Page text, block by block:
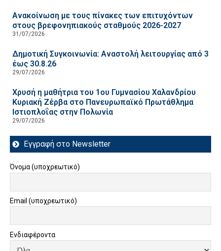
Ανακοίνωση με τους πίνακες των επιτυχόντων
στους βρεφονηπιακούς σταθμούς 2026-2027
31/07/2026
Δημοτική Συγκοινωνία: Αναστολή λειτουργίας από 3
έως 30.8.26
29/07/2026
Χρυσή η μαθήτρια του 1ου Γυμνασίου Χαλανδρίου
Κυριακή Ζέρβα στο Πανευρωπαϊκό Πρωτάθλημα
Ιστιοπλοΐας στην Πολωνία
29/07/2026
Εγγραφή στο Newsletter
Όνομα (υποχρεωτικό)
Email (υποχρεωτικό)
Ενδιαφέροντα